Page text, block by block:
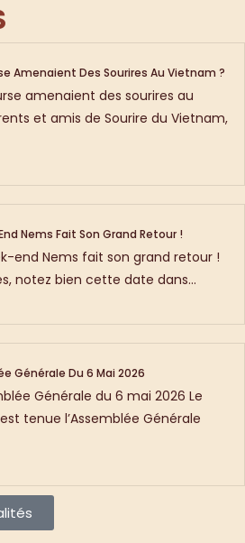
Amenaient Des Sourires Au Vietnam ?
amenaient des sourires au
et amis de Sourire du Vietnam,
Nems Fait Son Grand Retour !
end Nems fait son grand retour !
notez bien cette date dans...
Générale Du 6 Mai 2026
Générale du 6 mai 2026 Le
tenue l’Assemblée Générale